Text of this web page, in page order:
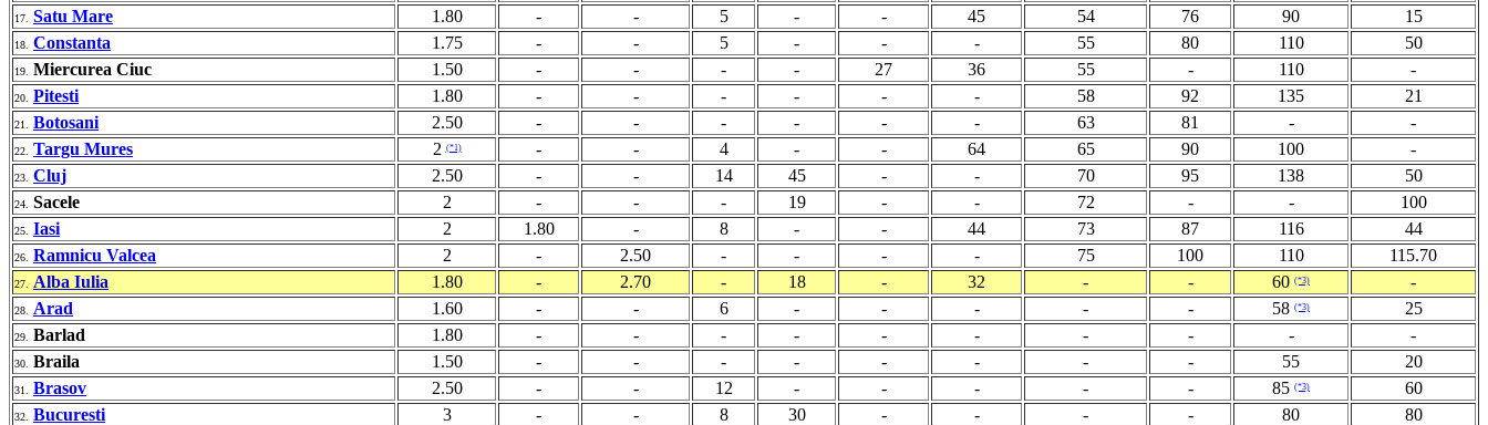
17. Satu Mare 1.80 - - 5 - - 45 54 76 90 15
18. Constanta 1.75 - - 5 - - - 55 80 110 50
19. Miercurea Ciuc 1.50 - - - - 27 36 55 - 110 -
20. Pitesti 1.80 - - - - - - 58 92 135 21
21. Botosani 2.50 - - - - - - 63 81 - -
22. Targu Mures 2(*1) - - 4 - - 64 65 90 100 -
23. Cluj 2.50 - - 14 45 - - 70 95 138 50
24. Sacele 2 - - - 19 - - 72 - - 100
25. Iasi 2 1.80 - 8 - - 44 73 87 116 44
26. Ramnicu Valcea 2 - 2.50 - - - - 75 100 110 115.70
27. Alba Iulia 1.80 - 2.70 - 18 - 32 - - 60 (*3) -
28. Arad 1.60 - - 6 - - - - - 58 (*3) 25
29. Barlad 1.80 - - - - - - - - - -
30. Braila 1.50 - - - - - - - - 55 20
31. Brasov 2.50 - - 12 - - - - - 85 (*3) 60
32. Bucuresti 3 - - 8 30 - - - - 80 80